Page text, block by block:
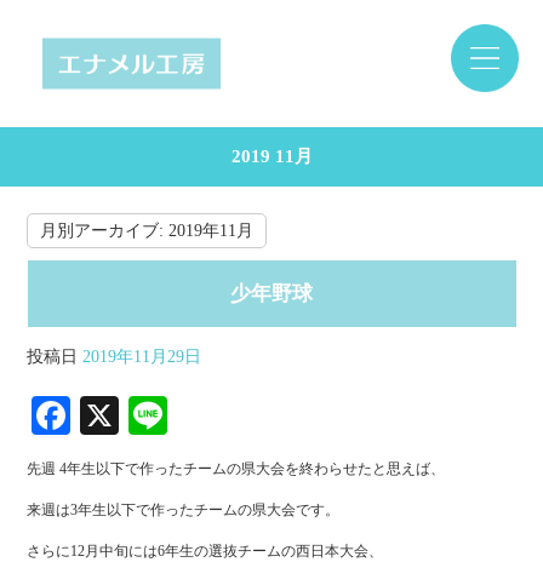
2019 11月
月別アーカイブ:2019年11月
少年野球
投稿日 2019年11月29日
Fa
ce
bo
ok
X
ne
先週 4年生以下で作ったチームの県大会を終わらせたと思えば、
来週は3年生以下で作ったチームの県大会です。
さらに12月中旬には6年生の選抜チームの西日本大会、